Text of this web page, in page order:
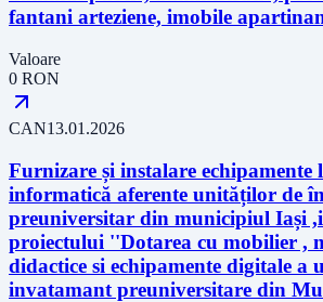
fantani arteziene, imobile
Valoare
0 RON
CAN13.01.2026
Furnizare și instalare echipamente
informatică aferente unităților de
preuniversitar din municipiul Iași
proiectului ''Dotarea cu mobilier ,
didactice si echipamente digitale a
invatamant preuniversitare din